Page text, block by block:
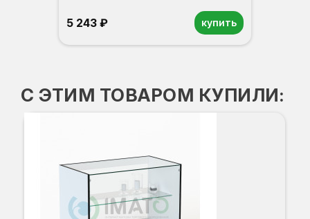
5 243 ₽ купить
С ЭТИМ ТОВАРОМ КУПИЛИ: